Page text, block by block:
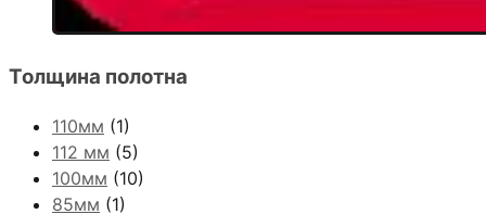
Толщина полотна
110мм (1)
112 мм (5)
100мм (10)
85мм (1)